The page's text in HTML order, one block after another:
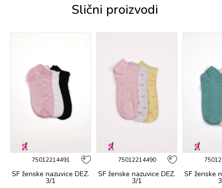
Slični proizvodi
75012214491
SF ženske nazuvice DEZ.
3/1
75012214490
SF ženske nazuvice DEZ.
3/1
SF ženske